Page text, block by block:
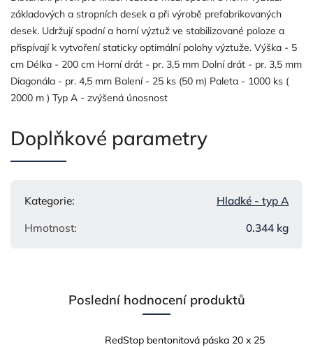
základových a stropních desek a při výrobě prefabrikovaných
desek. Udržují spodní a horní výztuž ve stabilizované poloze a
přispívají k vytvoření staticky optimální polohy výztuže. Výška - 5
cm Délka - 200 cm Horní drát - pr. 3,5 mm Dolní drát - pr. 3,5 mm
Diagonála - pr. 4,5 mm Balení - 25 ks (50 m) Paleta - 1000 ks (
2000 m ) Typ A - zvýšená únosnost
Doplňkové parametry
Kategorie: Hladké - typ A
Hmotnost: 0.344 kg
Poslední hodnocení produktů
RedStop bentonitová páska 20 x 25